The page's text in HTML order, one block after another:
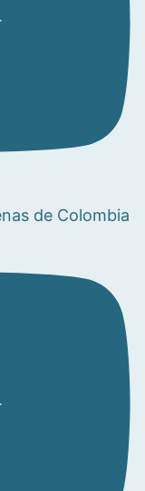
de Colombia